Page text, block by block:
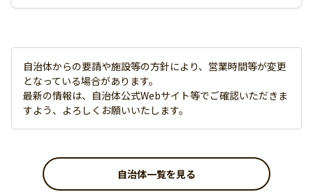
自治体からの要請や施設等の方針により、営業時間等が変更
となっている場合があります。
最新の情報は、自治体公式Webサイト等でご確認いただきま
すよう、よろしくお願いいたします。
自治体一覧を見る